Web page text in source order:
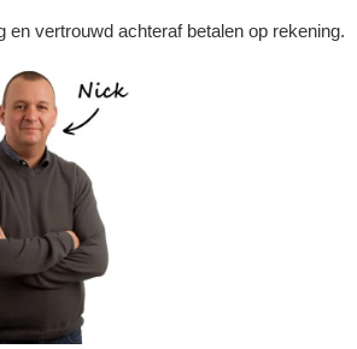
en vertrouwd achteraf betalen op rekening.